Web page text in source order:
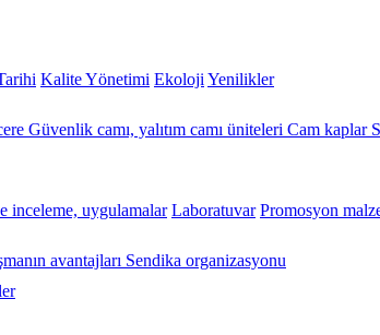
Kalite Yönetimi Ekoloji Yenilikler
Güvenlik camı, yalıtım camı üniteleri Cam kaplar
inceleme, uygulamalar Laboratuvar Promosyon
avantajları Sendika organizasyonu